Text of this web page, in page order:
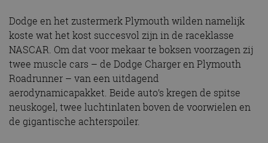
Dodge en het zustermerk Plymouth wilden namelijk
koste wat het kost succesvol zijn in de raceklasse
NASCAR. Om dat voor mekaar te boksen voorzagen zij
twee muscle cars – de Dodge Charger en Plymouth
Roadrunner – van een uitdagend
aerodynamicapakket. Beide auto’s kregen de spitse
neuskogel, twee luchtinlaten boven de voorwielen en
de gigantische achterspoiler.